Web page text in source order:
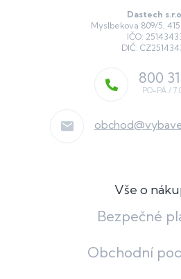
Dastech
Myslbekova 809/5, 415
IČO:
DIČ:
obchod@
800
Vše o
Bezpečné
Obchodní